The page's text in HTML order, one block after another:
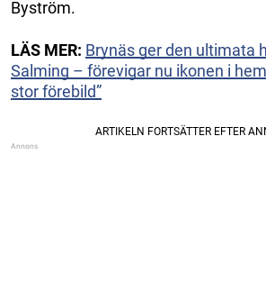
Byström.
LÄS MER: Brynäs ger den ultimata
Salming – förevigar nu ikonen i
stor förebild”